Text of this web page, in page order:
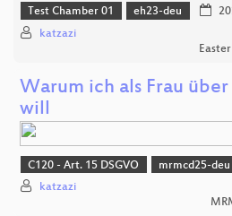
Test Chamber 01 eh23-deu
katzazi
Warum ich als Frau
will
C120 - Art. 15 DSGVO mrmcd25-deu
katzazi